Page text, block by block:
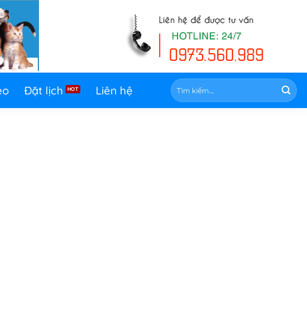
Đặt lịch Liên hệ
Tìm
kiếm: